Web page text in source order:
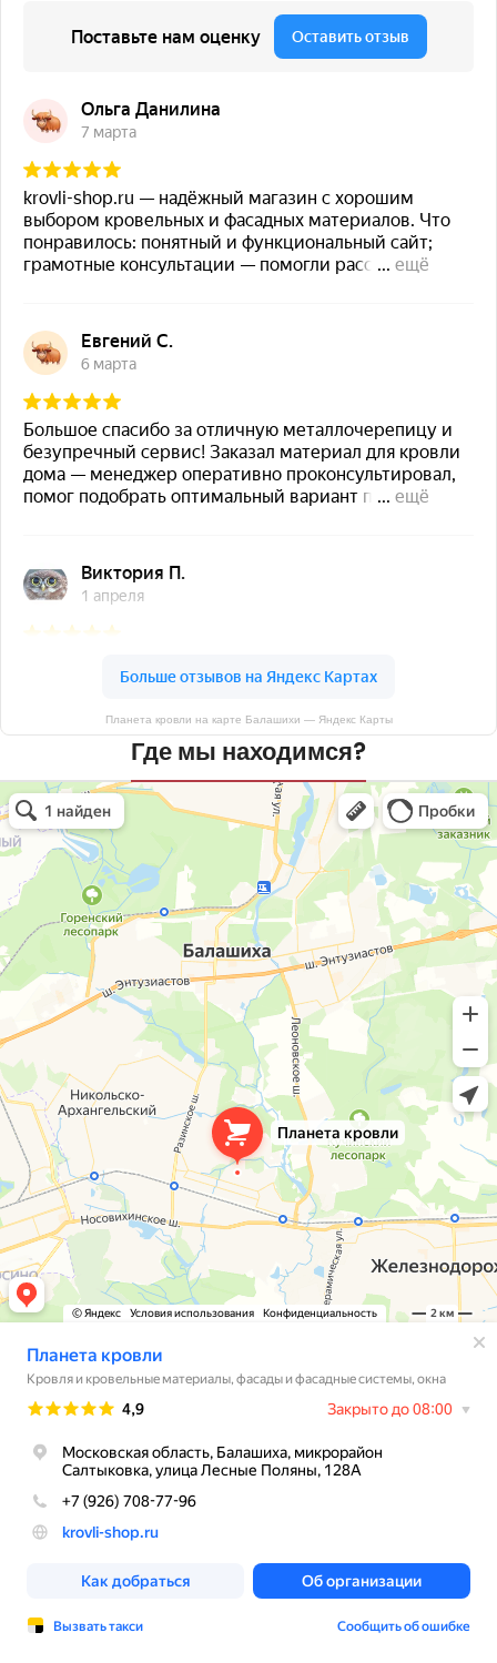
Планета кровли на карте Балашихи — Яндекс Карты
Где мы находимся?
Планета кровли
Кровля и кровельные материалы в Балашихе
Окна в Балашихе